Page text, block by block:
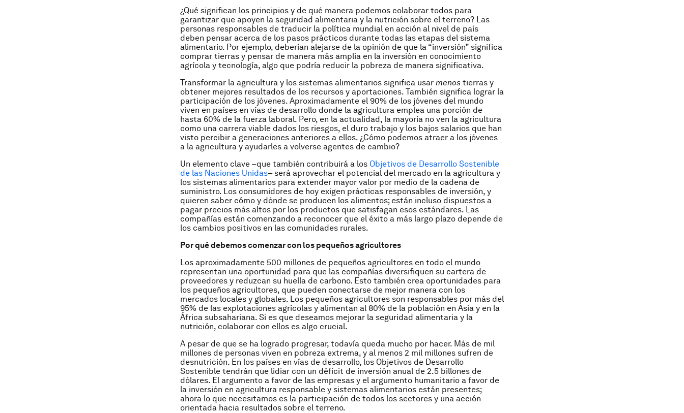
¿Qué significan los principios y de qué manera podemos colaborar todos para
garantizar que apoyen la seguridad alimentaria y la nutrición sobre el terreno? Las
personas responsables de traducir la política mundial en acción al nivel de país
deben pensar acerca de los pasos prácticos durante todas las etapas del sistema
alimentario. Por ejemplo, deberían alejarse de la opinión de que la “inversión” significa
comprar tierras y pensar de manera más amplia en la inversión en conocimiento
agrícola y tecnología, algo que podría reducir la pobreza de manera significativa.
Transformar la agricultura y los sistemas alimentarios significa usar menos tierras y
obtener mejores resultados de los recursos y aportaciones. También significa lograr la
participación de los jóvenes. Aproximadamente el 90% de los jóvenes del mundo
viven en países en vías de desarrollo donde la agricultura emplea una porción de
hasta 60% de la fuerza laboral. Pero, en la actualidad, la mayoría no ven la agricultura
como una carrera viable dados los riesgos, el duro trabajo y los bajos salarios que han
visto percibir a generaciones anteriores a ellos. ¿Cómo podemos atraer a los jóvenes
a la agricultura y ayudarles a volverse agentes de cambio?
Un elemento clave –que también contribuirá a los Objetivos de Desarrollo Sostenible
de las Naciones Unidas– será aprovechar el potencial del mercado en la agricultura y
los sistemas alimentarios para extender mayor valor por medio de la cadena de
suministro. Los consumidores de hoy exigen prácticas responsables de inversión, y
quieren saber cómo y dónde se producen los alimentos; están incluso dispuestos a
pagar precios más altos por los productos que satisfagan esos estándares. Las
compañías están comenzando a reconocer que el éxito a más largo plazo depende de
los cambios positivos en las comunidades rurales.
Por qué debemos comenzar con los pequeños agricultores
Los aproximadamente 500 millones de pequeños agricultores en todo el mundo
representan una oportunidad para que las compañías diversifiquen su cartera de
proveedores y reduzcan su huella de carbono. Esto también crea oportunidades para
los pequeños agricultores, que pueden conectarse de mejor manera con los
mercados locales y globales. Los pequeños agricultores son responsables por más del
95% de las explotaciones agrícolas y alimentan al 80% de la población en Asia y en la
África subsahariana. Si es que deseamos mejorar la seguridad alimentaria y la
nutrición, colaborar con ellos es algo crucial.
A pesar de que se ha logrado progresar, todavía queda mucho por hacer. Más de mil
millones de personas viven en pobreza extrema, y al menos 2 mil millones sufren de
desnutrición. En los países en vías de desarrollo, los Objetivos de Desarrollo
Sostenible tendrán que lidiar con un déficit de inversión anual de 2.5 billones de
dólares. El argumento a favor de las empresas y el argumento humanitario a favor de
la inversión en agricultura responsable y sistemas alimentarios están presentes;
ahora lo que necesitamos es la participación de todos los sectores y una acción
orientada hacia resultados sobre el terreno.